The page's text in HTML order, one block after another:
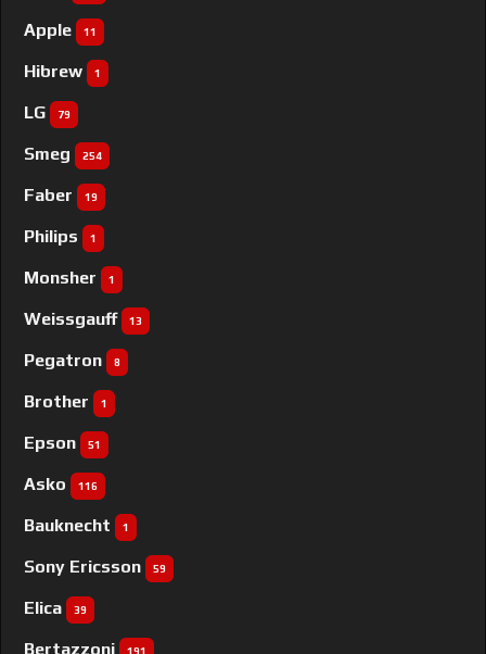
Apple 11
Hibrew 1
LG 79
Smeg 254
Faber 19
Philips 1
Monsher 1
Weissgauff 13
Pegatron 8
Brother 1
Epson 51
Asko 116
Bauknecht 1
Sony Ericsson 59
Elica 39
Bertazzoni